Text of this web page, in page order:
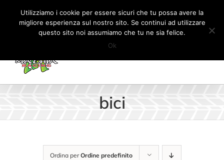
Salta
contenuto
Il mio account CARRELLO
bici
Ordina perOrdine predefinito
Utilizziamo i cookie per essere sicuri che tu possa avere la
migliore esperienza sul nostro sito. Se continui ad utilizzare
questo sito noi assumiamo che tu ne sia felice.
Ok